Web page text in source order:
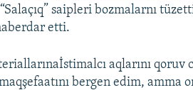
saipleri bozmalarnı
etti.
aqlarını
bergen edim, amma